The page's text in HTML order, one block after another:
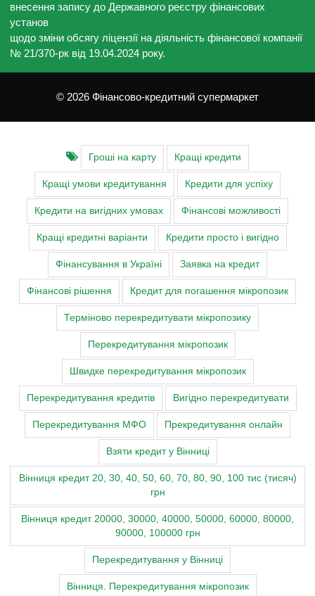
внесення запису до Державного реєстру фінансових
установ
щодо зміни обсягу ліцензії на діяльність фінансової компанії
№ 21/370-рк від 19.04.2024 року.
© 2026 Фінансово-кредитний супермаркет
Гроші на карту Кращі кредити
Кращі умови кредитування Кредити для успіху
Кредити на вигідних умовах Фінансові можливості
Кращі кредитні варіанти Кредити просто і вигідно
Фінансування в Україні Заявка на кредит
Фінансові рішення Кредит для погашення мікропозик
Терміново перекредитувати мікропозику
Перекредитування мікропозик
Швидке перекредитування мікропозик
Перекредитування кредитів Вигідно перекредитувати
Перекредитування МФО Прекредитування онлайн
Взяти кредит у Вінниці
Вінниця кредит 20, 30, 40, 50, 60, 70, 80, 90, 100 тис (тисяч)
грн
Вінниця кредит 20000, 30000, 40000, 50000, 60000, 80000,
90000, 100000 грн
Перекредитування у Вінниці
Вінниця. Перекредитування мікропозик